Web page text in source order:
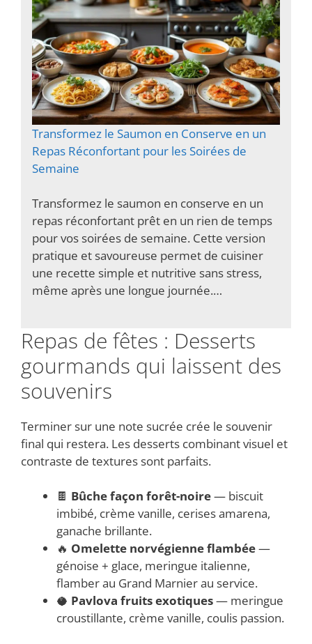
Transformez le Saumon en Conserve en un
Repas Réconfortant pour les Soirées de
Semaine
Transformez le saumon en conserve en un
repas réconfortant prêt en un rien de temps
pour vos soirées de semaine. Cette version
pratique et savoureuse permet de cuisiner
une recette simple et nutritive sans stress,
même après une longue journée.…
Repas de fêtes : Desserts
gourmands qui laissent des
souvenirs
Terminer sur une note sucrée crée le souvenir
final qui restera. Les desserts combinant visuel et
contraste de textures sont parfaits.
🍫 Bûche façon forêt-noire— biscuit
imbibé, crème vanille, cerises amarena,
ganache brillante.
🔥 Omelette norvégienne flambée—
génoise + glace, meringue italienne,
flamber au Grand Marnier au service.
🥥 Pavlova fruits exotiques— meringue
croustillante, crème vanille, coulis passion.